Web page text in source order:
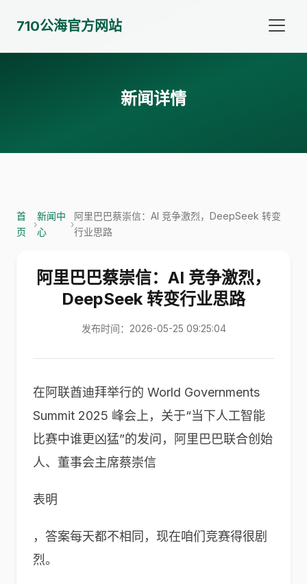
710公海官方网站
新闻详情
首
页
›
新闻中
心
›
阿里巴巴蔡崇信：AI 竞争激烈，DeepSeek 转变
行业思路
阿里巴巴蔡崇信：AI 竞争激烈，
DeepSeek 转变行业思路
发布时间：2026-05-25 09:25:04
在阿联酋迪拜举行的 World Governments
Summit 2025 峰会上，关于“当下人工智能
比赛中谁更凶猛”的发问，阿里巴巴联合创始
人、董事会主席蔡崇信
表明
，答案每天都不相同，现在咱们竞赛得很剧
烈。